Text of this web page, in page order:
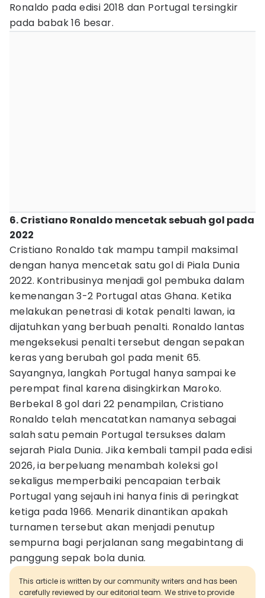
Ronaldo pada edisi 2018 dan Portugal tersingkir
pada babak 16 besar.
6. Cristiano Ronaldo mencetak sebuah gol pada
2022
Cristiano Ronaldo tak mampu tampil maksimal
dengan hanya mencetak satu gol di Piala Dunia
2022. Kontribusinya menjadi gol pembuka dalam
kemenangan 3-2 Portugal atas Ghana. Ketika
melakukan penetrasi di kotak penalti lawan, ia
dijatuhkan yang berbuah penalti. Ronaldo lantas
mengeksekusi penalti tersebut dengan sepakan
keras yang berubah gol pada menit 65.
Sayangnya, langkah Portugal hanya sampai ke
perempat final karena disingkirkan Maroko.
Berbekal 8 gol dari 22 penampilan, Cristiano
Ronaldo telah mencatatkan namanya sebagai
salah satu pemain Portugal tersukses dalam
sejarah Piala Dunia. Jika kembali tampil pada edisi
2026, ia berpeluang menambah koleksi gol
sekaligus memperbaiki pencapaian terbaik
Portugal yang sejauh ini hanya finis di peringkat
ketiga pada 1966. Menarik dinantikan apakah
turnamen tersebut akan menjadi penutup
sempurna bagi perjalanan sang megabintang di
panggung sepak bola dunia.
This article is written by our community writers and has been
carefully reviewed by our editorial team. We strive to provide